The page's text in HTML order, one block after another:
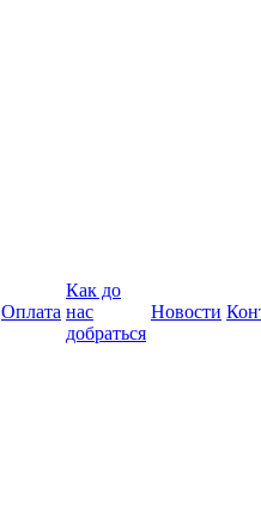
Оплата
Как до
нас
добраться
Новости